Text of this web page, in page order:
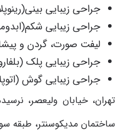
جراحی زیبایی
جراحی زیبایی
لیفت صورت، گردن و
جراحی زیبایی پلک
جراحی زیبایی گوش
تهران، خیابان ولیعصر،
ساختمان مدیکوسنتر، طبقه سوم،